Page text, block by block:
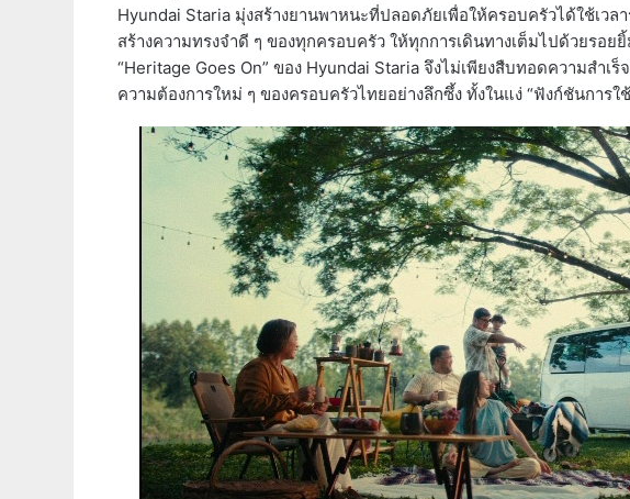
Hyundai Staria มุ่งสร้างยานพาหนะที่ปลอดภัยเพื่อให้ครอบครัวได้ใช้เวล
สร้างความทรงจำดี ๆ ของทุกครอบครัว ให้ทุกการเดินทางเต็มไปด้วยรอ
“Heritage Goes On” ของ Hyundai Staria จึงไม่เพียงสืบทอดความสำเ
ความต้องการใหม่ ๆ ของครอบครัวไทยอย่างลึกซึ้ง ทั้งในแง่ “ฟังก์ชันการใ